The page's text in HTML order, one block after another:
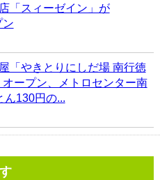
「スィーゼイン」が
ン
「やきとりにしだ場 南行徳
ープン、メトロセンター南
ん130円の...